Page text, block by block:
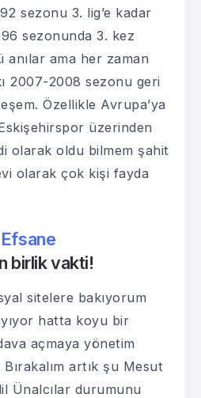
sezonu 3. lig’e kadar
sezonunda 3. kez
ama her zaman
2007-2008 sezonu geri
Özellikle Avrupa’ya
üzerinden
olarak oldu bilmem şahit
olarak çok kişi fayda
birlik vakti!
sitelere bakıyorum
hatta koyu bir
açmaya yönetim
artık şu Mesut
Ünalcılar durumunu